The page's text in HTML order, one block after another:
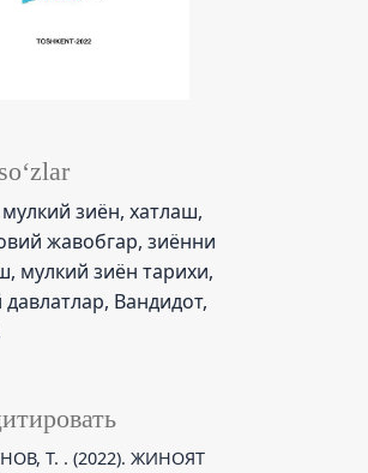
зиён, хатлаш,
жавобгар, зиённи
мулкий зиён тарихи,
давлатлар, Вандидот,
Т. . (2022). ЖИНОЯТ